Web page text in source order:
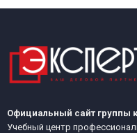
Официальный сайт группы
Учебный центр